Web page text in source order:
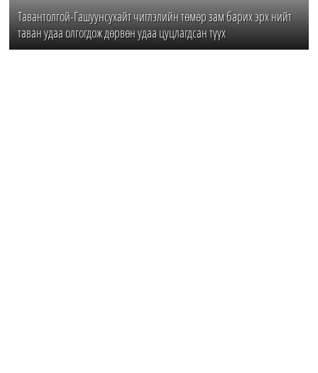
Тавантолгой-Гашуунсухайт чиглэлийн төмөр зам барих эрх нийт
таван удаа олгогдож дөрвөн удаа цуцлагдсан түүх